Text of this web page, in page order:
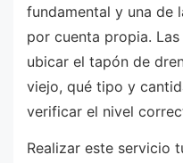
fundamental y una de
por cuenta propia.
ubicar el tapón de
viejo, qué tipo y
verificar el nivel
Realizar este servicio